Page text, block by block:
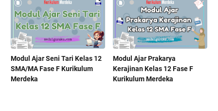
Modul Ajar Seni Tari Kelas 12
SMA/MA Fase F Kurikulum
Merdeka
Modul Ajar Prakarya
Kerajinan Kelas 12 Fase F
Kurikulum Merdeka